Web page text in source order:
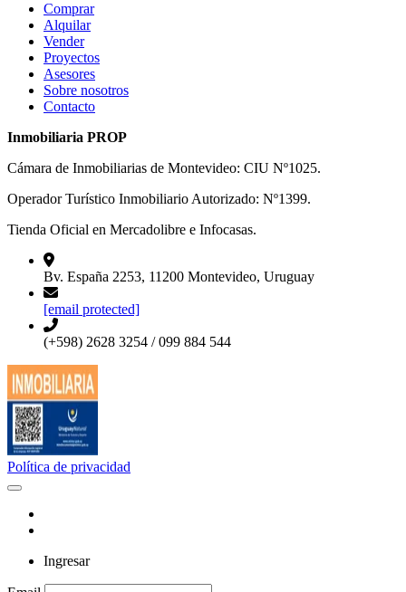
Comprar
Alquilar
Vender
Proyectos
Asesores
Sobre nosotros
Contacto
Inmobiliaria PROP
Cámara de Inmobiliarias de Montevideo: CIU Nº1025.
Operador Turístico Inmobiliario Autorizado: Nº1399.
Tienda Oficial en Mercadolibre e Infocasas.
Bv. España 2253, 11200 Montevideo, Uruguay
[email protected]
(+598) 2628 3254 / 099 884 544
Política de privacidad
Ingresar